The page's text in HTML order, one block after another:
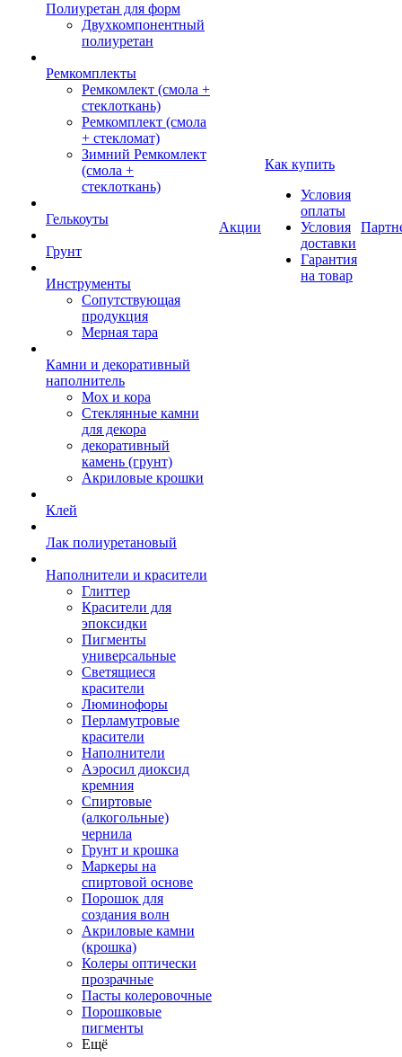
Полиуретан для форм
Двухкомпонентный
полиуретан
Ремкомплекты
Ремкомлект (смола +
стеклоткань)
Ремкомплект (смола
+ стекломат)
Зимний Ремкомлект
(смола +
стеклоткань)
Гелькоуты
Грунт
Инструменты
Сопутствующая
продукция
Мерная тара
Камни и декоративный
наполнитель
Мох и кора
Стеклянные камни
для декора
декоративный
камень (грунт)
Акриловые крошки
Клей
Лак полиуретановый
Наполнители и красители
Глиттер
Красители для
эпоксидки
Пигменты
универсальные
Светящиеся
красители
Люминофоры
Перламутровые
красители
Наполнители
Аэросил диоксид
кремния
Спиртовые
(алкогольные)
чернила
Грунт и крошка
Маркеры на
спиртовой основе
Порошок для
создания волн
Акриловые камни
(крошка)
Колеры оптически
прозрачные
Пасты колеровочные
Порошковые
пигменты
Ещё
Акции
Как купить
Условия
оплаты
Условия
доставки
Гарантия
на товар